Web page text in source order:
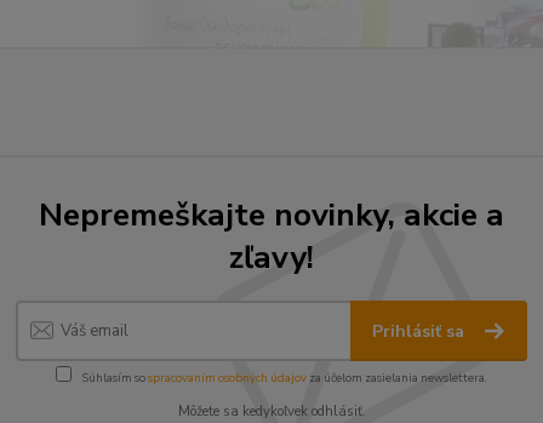
Nepremeškajte novinky, akcie a
zľavy!
Prihlásiť sa
Súhlasím sospracovaním osobných údajov za účelom zasielania newslettera.
Môžete sa kedykoľvek odhlásiť.